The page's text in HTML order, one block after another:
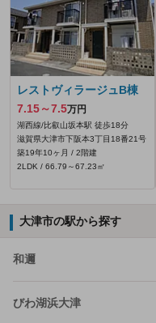
レストヴィラージュB棟
7.15～7.5万円
湖西線/比叡山坂本駅 徒歩18分
滋賀県大津市下阪本3丁目18番21号
築19年10ヶ月 / 2階建
2LDK / 66.79～67.23㎡
大津市の駅から探す
和邇
びわ湖浜大津